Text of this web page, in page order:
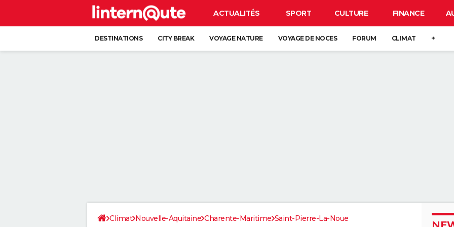
ACTUALITÉS SPORT CULTURE FINANCE
DESTINATIONS CITY BREAK VOYAGE NATURE VOYAGE DE NOCES FORUM CLIMAT +
Climat Nouvelle-Aquitaine Charente-Maritime Saint-Pierre-La-Noue